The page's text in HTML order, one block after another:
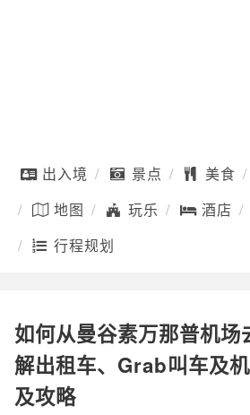
出入境 景点 美食
地图
玩乐 酒店
行程规划
如何从曼谷素万那普机场
解出租车、Grab叫车及
及攻略